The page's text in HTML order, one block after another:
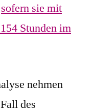
sofern sie mit
Stunden im
nehmen
des